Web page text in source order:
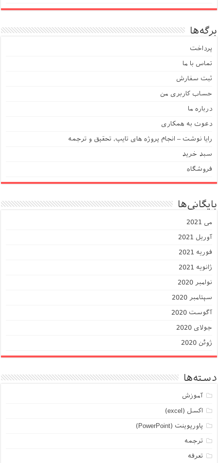
برگه‌ها
پرداخت
تماس با ما
ثبت سفارش
حساب کاربری من
درباره ما
دعوت به همکاری
رایا نوشت – انجام پروژه های تایپ، تحقیق و ترجمه
سبد خرید
فروشگاه
بایگانی‌ها
می 2021
آوریل 2021
فوریه 2021
ژانویه 2021
نوامبر 2020
سپتامبر 2020
آگوست 2020
جولای 2020
ژوئن 2020
دسته‌ها
آموزش
اکسل (excel)
پاورپوینت (PowerPoint)
ترجمه
تعرفه